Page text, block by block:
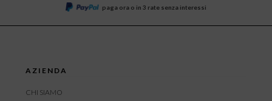
paga ora o in 3 rate senza interessi
AZIENDA
CHI SIAMO